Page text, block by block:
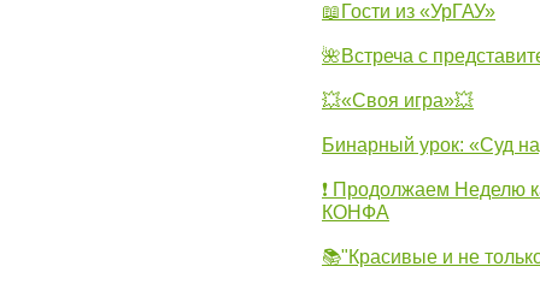
📖Гости из «УрГАУ»
🌺Встреча с
💥«Своя игра»💥
Бинарный урок: «Суд
❗ Продолжаем Неделю
КОНФА
📚"Красивые и не